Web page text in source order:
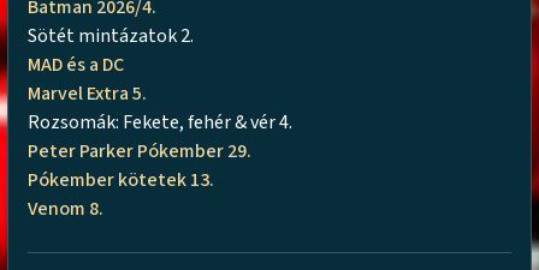
Batman 2026/4.
Sötét mintázatok 2.
MAD és a DC
Marvel Extra 5.
Rozsomák: Fekete, fehér & vér 4.
Peter Parker Pókember 29.
Pókember kötetek 13.
Venom 8.